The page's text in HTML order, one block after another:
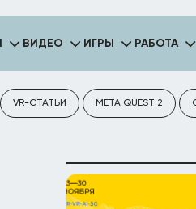
ВИДЕО ИГРЫ РАБОТА
VR-СТАТЬИ META QUEST 2